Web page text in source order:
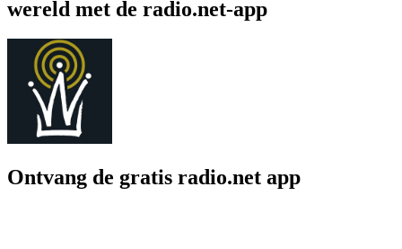
wereld met de radio.net-app
Ontvang de gratis radio.net app